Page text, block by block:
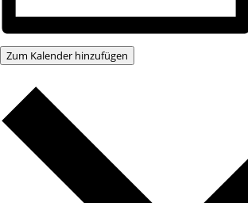
Zum Kalender hinzufügen